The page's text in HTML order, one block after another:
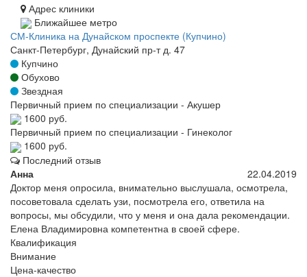
Адрес клиники
Ближайшее метро
СМ-Клиника на Дунайском проспекте (Купчино)
Санкт-Петербург, Дунайский пр-т д. 47
Купчино
Обухово
Звездная
Первичный прием по специализации - Акушер
1600 руб.
Первичный прием по специализации - Гинеколог
1600 руб.
Последний отзыв
Анна
22.04.2019
Доктор меня опросила, внимательно выслушала, осмотрела,
посоветовала сделать узи, посмотрела его, ответила на
вопросы, мы обсудили, что у меня и она дала рекомендации.
Елена Владимировна компетентна в своей сфере.
Квалификация
Внимание
Цена-качество